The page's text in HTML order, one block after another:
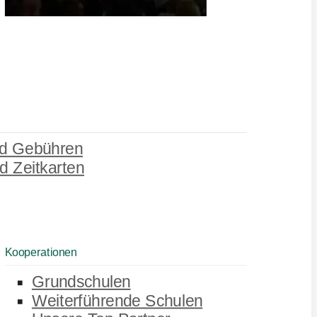
Gebühren
Zeitkarten
Kooperationen
Grundschulen
Weiterführende Schulen